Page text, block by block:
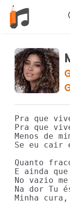
Pra que
Pra que
Menos de
Se eu cair
Quanto
E ainda
No vazio
Na dor Tu
Minha